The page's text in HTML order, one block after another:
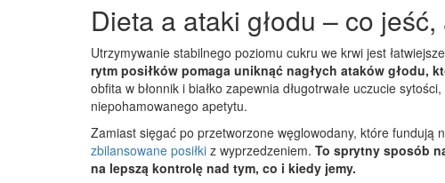
Dieta a ataki głodu – co
Utrzymywanie stabilnego poziomu cukru we krwi jest
rytm posiłków pomaga uniknąć nagłych ataków głodu,
obfita w błonnik i białko zapewnia długotrwałe uczucie
niepohamowanego apetytu.
Zamiast sięgać po przetworzone węglowodany, które fundują
zbilansowane posiłki z wyprzedzeniem. To sprytny sposób
na lepszą kontrolę nad tym, co i kiedy jemy.